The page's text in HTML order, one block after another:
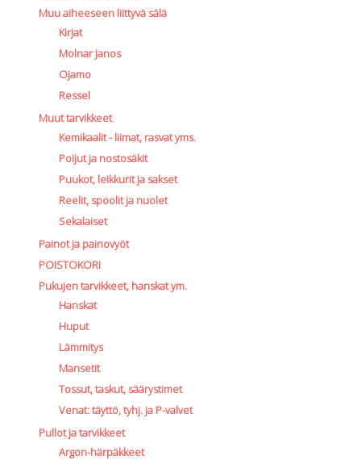
Muu aiheeseen liittyvä sälä
Kirjat
Molnar Janos
Ojamo
Ressel
Muut tarvikkeet
Kemikaalit - liimat, rasvat yms.
Poijut ja nostosäkit
Puukot, leikkurit ja sakset
Reelit, spoolit ja nuolet
Sekalaiset
Painot ja painovyöt
POISTOKORI
Pukujen tarvikkeet, hanskat ym.
Hanskat
Huput
Lämmitys
Mansetit
Tossut, taskut, säärystimet
Venat: täyttö, tyhj. ja P-valvet
Pullot ja tarvikkeet
Argon-härpäkkeet